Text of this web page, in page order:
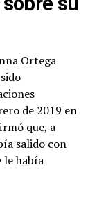
Ortega
de 2019 en
que, a
salido con
le había